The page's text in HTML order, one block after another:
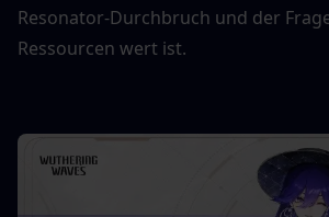
Resonator-Durchbruch und der
Ressourcen wert ist.